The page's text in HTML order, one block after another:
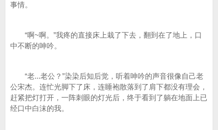
事情。
“啊~啊。”我疼的直接床上栽了下去，翻到在了地上，口
中不断的呻吟。
“老...老公？”染染后知后觉，听着呻吟的声音很像自己老
公宋杰。连忙光脚下了床，连睡袍散落到了肩下都没有理会，
赶紧把灯打开，一阵刺眼的灯光后，终于看到了躺在地面上已
经口中白沫的我。